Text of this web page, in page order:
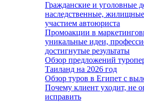
Гражданские и уголовные
наследственные,
участием автоюриста
Промоакции в
уникальные идеи,
достигнутые результаты
Обзор предложений
Таиланд на 2026 год
Обзор туров в Египет с
Почему клиент уходит, не
исправить